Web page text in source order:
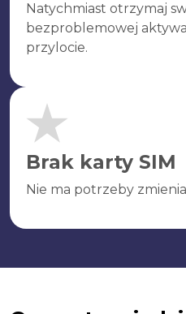
Natychmiast otrzymaj
bezproblemowej
przylocie.
Brak karty SIM
Nie ma potrzeby